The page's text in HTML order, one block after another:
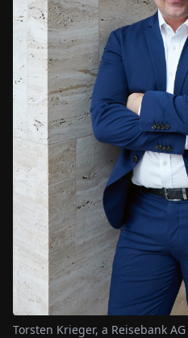
Torsten Krieger, a Reisebank